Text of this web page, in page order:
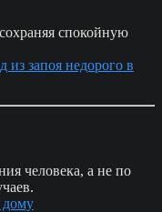
спокойную
из запоя недорого в
человека, а не по
дому